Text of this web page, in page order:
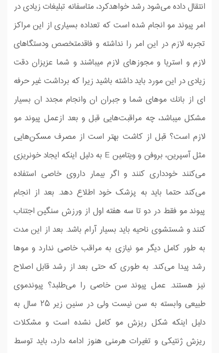
انتقال داده می‌شود رشد خواهدكرد، متاسفانه تبلیغات زیادی در
امر پیوند مو انجام شده است كه تعداده بسیاری از این مراكز
تجربه لازم در این امر را نداشته و فاقدمتخصص ودستگاهای
لازم و استریا و مجوزهای لازم میباشند و شما عزیزان دقت
زیادی در این مورد باید داشته باشید زیرا كه برداشت غیر حرفه
ای از بانك موهای شما و جبران ان وانجام مجدد ان بسیار
مشكل میباشد، چه مراقبت‌هایی قبل و بعد ازعمل پیوند مو
لازم است؟ قبل از کاشت بهتر است از مصرف مسکن‌هایی
مثل آسپرین، بروفن و ویتامین E به دلیل اینکه ایجاد خونریزی
می‌کنند خودداری کنند و اگر بیمار داروی خاصی استفاده
می‌کند حتما باید به پزشک خود اطلاع دهد. بعد از انجام
پیوند مو فقط در دو تا سه هفته اول از ورزش سنگین اجتناب
کنند و شستشوی ناحیه باید بسیار آرام باشد. بعد از این مدت
به طور کامل دیگر مو نیازی به مراقب خاصی ندارد و مو‌ها
رشد پیدا می‌کند. به طوری که حتی بعد از رشد قابل اصلاح
نیز هستند. عمل پیوند سن خاصی را می‌طلبد؟ پیوندموی
طبیعی وابسته به سن نیست ولی در سنین زیر ۲۵ سال به
دلیل اینکه شکل ریزش مو کامل نشده است و مشكلات
ریزش ژنتیكی و تغیرات هرمنی هنوز ادامه دارد، باید توسط